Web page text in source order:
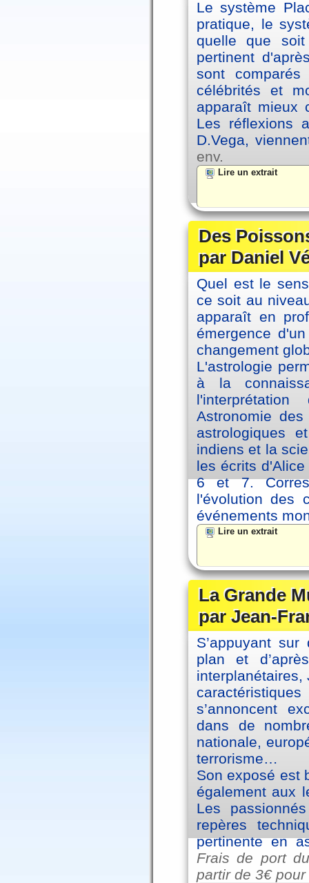
Le système
pratique, le
quelle que
pertinent
sont
célébrités et
apparaît mieux
Les réflexions
D.Vega,
env.
Lire un extrait
Des
par Daniel
Quel est le
ce soit au
apparaît en
émergence
changement
L'astrologie
à la
Astronomie
astrologiques
indiens et la
les écrits
6 et 7.
l'évolution des
événements
Lire un extrait
La Grande
par Jean-
S’appuyant
plan et
interplanétaires,
s’annoncent
dans de
nationale,
terrorisme…
Son exposé est
également aux
Les
repères
pertinente en
Frais de port
partir de 3€